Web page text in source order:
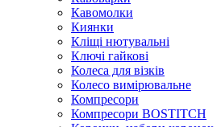
Кавомолки
Киянки
Кліщі нютувальні
Ключі гайкові
Колеса для візків
Колесо вимірювальне
Компресори
Компресори BOSTITCH